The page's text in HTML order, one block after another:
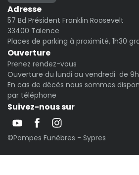
Adresse
57 Bd Président Franklin Roosevelt
33400 Talence
Places de parking à proximité, 1h30
Ouverture
Prenez rendez-vous
Ouverture du lundi au vendredi de 9h
En cas de décès nous sommes
par téléphone
Suivez-nous sur
©Pompes Funèbres - Sypres